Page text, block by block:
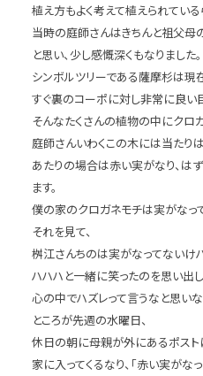
植え方もよく考えて植えられている
当時の庭師さんはきちんと祖父母
と思い、少し感慨深くもなりました。
シンボルツリーである薩摩杉は現
すぐ裏のコーポに対し非常に良い
そんなたくさんの植物の中にクロ
庭師さんいわくこの木には当たり
あたりの場合は赤い実がなり、は
ます。
僕の家のクロガネモチは実がなっ
それを見て、
桝江さんちのは実がなってないけハ
ハハハと一緒に笑ったのを思い出し
心の中でハズレって言うなと思い
ところが先週の水曜日、
休日の朝に母親が外にあるポスト
家に入ってくるなり、「赤い実がなっ